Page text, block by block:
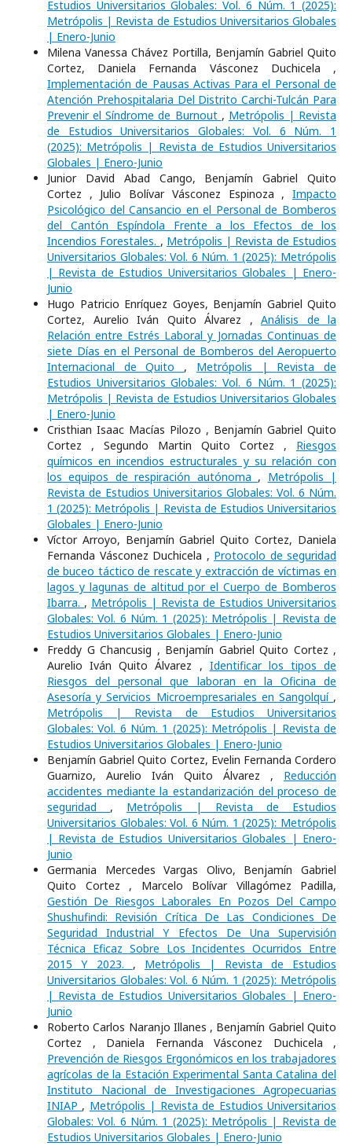
Estudios Universitarios Globales: Vol. 6 Núm. 1 (2025):
Metrópolis | Revista de Estudios Universitarios Globales
| Enero-Junio
Milena Vanessa Chávez Portilla, Benjamín Gabriel Quito
Cortez, Daniela Fernanda Vásconez Duchicela ,
Implementación de Pausas Activas Para el Personal de
Atención Prehospitalaria Del Distrito Carchi-Tulcán Para
Prevenir el Síndrome de Burnout , Metrópolis | Revista
de Estudios Universitarios Globales: Vol. 6 Núm. 1
(2025): Metrópolis | Revista de Estudios Universitarios
Globales | Enero-Junio
Junior David Abad Cango, Benjamín Gabriel Quito
Cortez , Julio Bolívar Vásconez Espinoza , Impacto
Psicológico del Cansancio en el Personal de Bomberos
del Cantón Espíndola Frente a los Efectos de los
Incendios Forestales. , Metrópolis | Revista de Estudios
Universitarios Globales: Vol. 6 Núm. 1 (2025): Metrópolis
| Revista de Estudios Universitarios Globales | Enero-
Junio
Hugo Patricio Enríquez Goyes, Benjamín Gabriel Quito
Cortez, Aurelio Iván Quito Álvarez , Análisis de la
Relación entre Estrés Laboral y Jornadas Continuas de
siete Días en el Personal de Bomberos del Aeropuerto
Internacional de Quito , Metrópolis | Revista de
Estudios Universitarios Globales: Vol. 6 Núm. 1 (2025):
Metrópolis | Revista de Estudios Universitarios Globales
| Enero-Junio
Cristhian Isaac Macías Pilozo , Benjamín Gabriel Quito
Cortez , Segundo Martin Quito Cortez , Riesgos
químicos en incendios estructurales y su relación con
los equipos de respiración autónoma , Metrópolis |
Revista de Estudios Universitarios Globales: Vol. 6 Núm.
1 (2025): Metrópolis | Revista de Estudios Universitarios
Globales | Enero-Junio
Víctor Arroyo, Benjamín Gabriel Quito Cortez, Daniela
Fernanda Vásconez Duchicela , Protocolo de seguridad
de buceo táctico de rescate y extracción de víctimas en
lagos y lagunas de altitud por el Cuerpo de Bomberos
Ibarra. , Metrópolis | Revista de Estudios Universitarios
Globales: Vol. 6 Núm. 1 (2025): Metrópolis | Revista de
Estudios Universitarios Globales | Enero-Junio
Freddy G Chancusig , Benjamín Gabriel Quito Cortez ,
Aurelio Iván Quito Álvarez , Identificar los tipos de
Riesgos del personal que laboran en la Oficina de
Asesoría y Servicios Microempresariales en Sangolquí ,
Metrópolis | Revista de Estudios Universitarios
Globales: Vol. 6 Núm. 1 (2025): Metrópolis | Revista de
Estudios Universitarios Globales | Enero-Junio
Benjamín Gabriel Quito Cortez, Evelin Fernanda Cordero
Guarnizo, Aurelio Iván Quito Álvarez , Reducción
accidentes mediante la estandarización del proceso de
seguridad , Metrópolis | Revista de Estudios
Universitarios Globales: Vol. 6 Núm. 1 (2025): Metrópolis
| Revista de Estudios Universitarios Globales | Enero-
Junio
Germania Mercedes Vargas Olivo, Benjamín Gabriel
Quito Cortez , Marcelo Bolívar Villagómez Padilla,
Gestión De Riesgos Laborales En Pozos Del Campo
Shushufindi: Revisión Crítica De Las Condiciones De
Seguridad Industrial Y Efectos De Una Supervisión
Técnica Eficaz Sobre Los Incidentes Ocurridos Entre
2015 Y 2023. , Metrópolis | Revista de Estudios
Universitarios Globales: Vol. 6 Núm. 1 (2025): Metrópolis
| Revista de Estudios Universitarios Globales | Enero-
Junio
Roberto Carlos Naranjo Illanes , Benjamín Gabriel Quito
Cortez , Daniela Fernanda Vásconez Duchicela ,
Prevención de Riesgos Ergonómicos en los trabajadores
agrícolas de la Estación Experimental Santa Catalina del
Instituto Nacional de Investigaciones Agropecuarias
INIAP , Metrópolis | Revista de Estudios Universitarios
Globales: Vol. 6 Núm. 1 (2025): Metrópolis | Revista de
Estudios Universitarios Globales | Enero-Junio